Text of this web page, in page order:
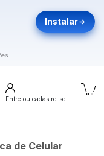
Instalar
Entre ou cadastre-se
de Celular